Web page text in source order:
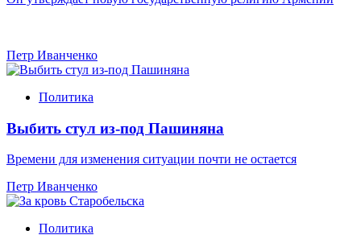
Петр Иванченко
Политика
Выбить стул из-под Пашиняна
Времени для изменения ситуации почти не остается
Петр Иванченко
Политика